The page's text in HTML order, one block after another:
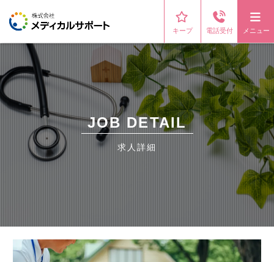
キープ 電話受付 メニュー
JOB DETAIL
求人詳細